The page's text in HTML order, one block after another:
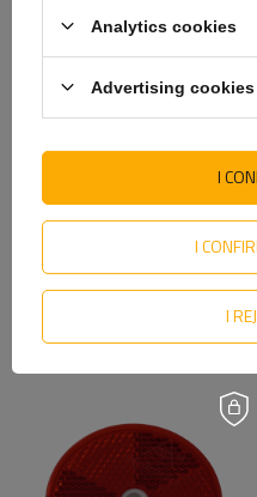
Gul refleks fi 60 mm med
hull
Analytics cookies
Advertising cookies
I
I
I